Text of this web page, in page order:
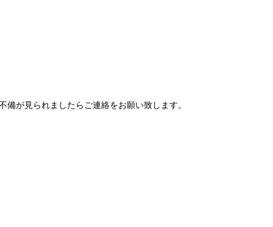
が見られましたらご連絡をお願い致します。